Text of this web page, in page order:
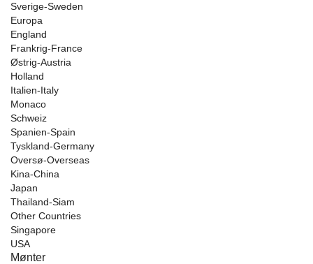
Sverige-Sweden
Europa
England
Frankrig-France
Østrig-Austria
Holland
Italien-Italy
Monaco
Schweiz
Spanien-Spain
Tyskland-Germany
Oversø-Overseas
Kina-China
Japan
Thailand-Siam
Other Countries
Singapore
USA
Mønter